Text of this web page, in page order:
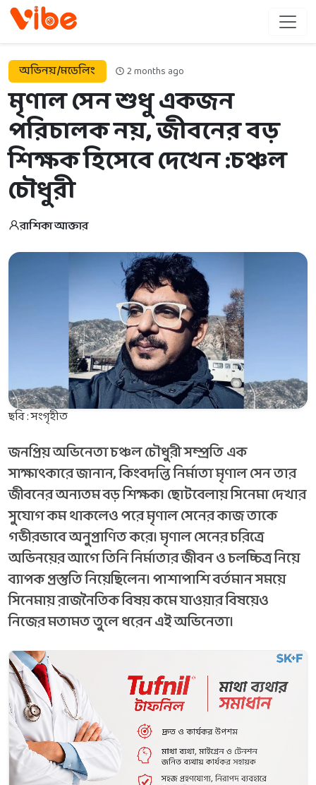
অভিনয়/মডেলিং 2 months ago
মৃণাল সেন শুধু একজন
পরিচালক নয়, জীবনের বড়
শিক্ষক হিসেবে দেখেন :চঞ্চল
চৌধুরী
রাশিকা আক্তার
ছবি : সংগৃহীত
জনপ্রিয় অভিনেতা চঞ্চল চৌধুরী সম্প্রতি এক
সাক্ষাৎকারে জানান, কিংবদন্তি নির্মাতা মৃণাল সেন তার
জীবনের অন্যতম বড় শিক্ষক। ছোটবেলায় সিনেমা দেখার
সুযোগ কম থাকলেও পরে মৃণাল সেনের কাজ তাকে
গভীরভাবে অনুপ্রাণিত করে। মৃণাল সেনের চরিত্রে
অভিনয়ের আগে তিনি নির্মাতার জীবন ও চলচ্চিত্র নিয়ে
ব্যাপক প্রস্তুতি নিয়েছিলেন। পাশাপাশি বর্তমান সময়ে
সিনেমায় রাজনৈতিক বিষয় কমে যাওয়ার বিষয়েও
নিজের মতামত তুলে ধরেন এই অভিনেতা।